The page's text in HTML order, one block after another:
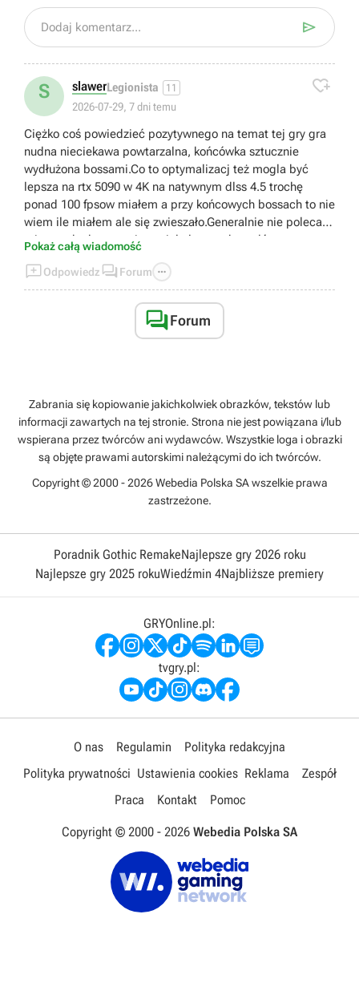
Dodaj komentarz... 
S slawerLegionista 11
2026-07-29, 7 dni temu

Ciężko coś powiedzieć pozytywnego na temat tej gry gra
nudna nieciekawa powtarzalna, końcówka sztucznie
wydłużona bossami.Co to optymalizacj też mogla być
lepsza na rtx 5090 w 4K na natywnym dlss 4.5 trochę
ponad 100 fpsow miałem a przy końcowych bossach to nie
wiem ile miałem ale się zwieszało.Generalnie nie polecam
tej gry szkoda czasu jest wiele lepszych tytułów
https://youtu.be/rXxWcD_f7GU
Pokaż całą wiadomość
Odpowiedz  Forum 
Forum
Zabrania się kopiowanie jakichkolwiek obrazków, tekstów lub
informacji zawartych na tej stronie. Strona nie jest powiązana i/lub
wspierana przez twórców ani wydawców. Wszystkie loga i obrazki
są objęte prawami autorskimi należącymi do ich twórców.
Copyright © 2000 - 2026 Webedia Polska SA wszelkie prawa
zastrzeżone.
Poradnik Gothic RemakeNajlepsze gry 2026 roku
Najlepsze gry 2025 rokuWiedźmin 4Najbliższe premiery
GRYOnline.pl:
tvgry.pl:
O nas Regulamin
Polityka redakcyjna
Polityka prywatności Ustawienia cookies Reklama
Zespół
Praca
Kontakt Pomoc
Copyright © 2000 - 2026 Webedia Polska SA